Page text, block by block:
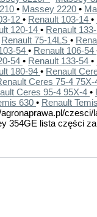
• Massey 2220 •
12 • Renault 103-14 •
120-14 • Renault
Renault 75-14LS •
54 • Renault 106-54
54 • Renault 133-54 •
180-94 • Renault
Ceres 75-4
Ceres 95-4 95X-4 •
630 • Renault
354GE lista części